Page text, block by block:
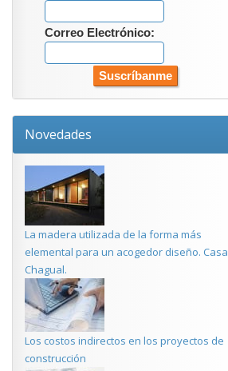
Correo Electrónico:
Novedades
La madera utilizada de la forma más
elemental para un acogedor diseño. Casa
Chagual.
Los costos indirectos en los proyectos de
construcción